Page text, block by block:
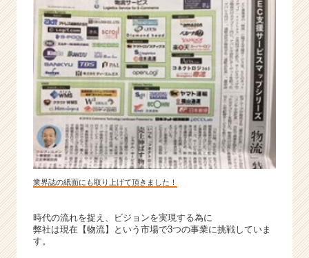
業界誌の紙面にも取り上げて頂きました！
時代の流れを捉え、ビジョンを実現する為に
弊社は現在【物流】という市場で3つの事業に挑戦していま
す。